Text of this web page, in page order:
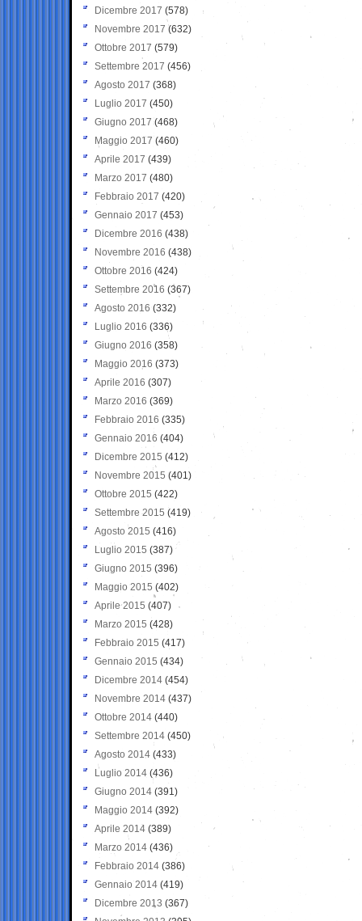
Dicembre 2017 (578)
Novembre 2017 (632)
Ottobre 2017 (579)
Settembre 2017 (456)
Agosto 2017 (368)
Luglio 2017 (450)
Giugno 2017 (468)
Maggio 2017 (460)
Aprile 2017 (439)
Marzo 2017 (480)
Febbraio 2017 (420)
Gennaio 2017 (453)
Dicembre 2016 (438)
Novembre 2016 (438)
Ottobre 2016 (424)
Settembre 2016 (367)
Agosto 2016 (332)
Luglio 2016 (336)
Giugno 2016 (358)
Maggio 2016 (373)
Aprile 2016 (307)
Marzo 2016 (369)
Febbraio 2016 (335)
Gennaio 2016 (404)
Dicembre 2015 (412)
Novembre 2015 (401)
Ottobre 2015 (422)
Settembre 2015 (419)
Agosto 2015 (416)
Luglio 2015 (387)
Giugno 2015 (396)
Maggio 2015 (402)
Aprile 2015 (407)
Marzo 2015 (428)
Febbraio 2015 (417)
Gennaio 2015 (434)
Dicembre 2014 (454)
Novembre 2014 (437)
Ottobre 2014 (440)
Settembre 2014 (450)
Agosto 2014 (433)
Luglio 2014 (436)
Giugno 2014 (391)
Maggio 2014 (392)
Aprile 2014 (389)
Marzo 2014 (436)
Febbraio 2014 (386)
Gennaio 2014 (419)
Dicembre 2013 (367)